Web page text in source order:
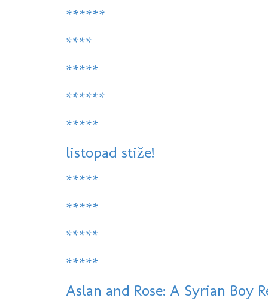
******
****
*****
******
*****
listopad stiže!
*****
*****
*****
*****
Aslan and Rose: A Syrian Boy